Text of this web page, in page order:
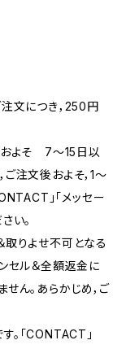
文につき，250円
およそ 7〜15日以
注文後およそ，1〜
」「メッセー
い。
取りよせ不可となる
セル＆全額返金に
ん。あらかじめ，ご
。「CONTACT」